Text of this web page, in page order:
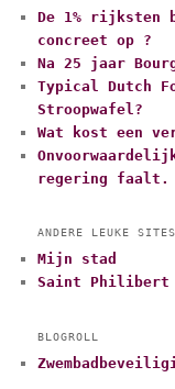
De 1% rijksten
concreet op ?
Na 25 jaar
Typical Dutch
Stroopwafel?
Wat kost een
regering faalt.
ANDERE LEUKE SITES
Mijn stad
Saint Philibert
BLOGROLL